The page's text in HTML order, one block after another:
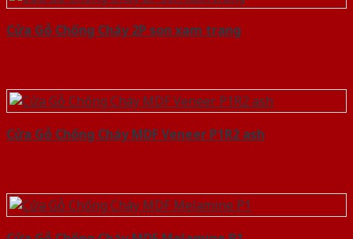
Cửa Gỗ Chống Cháy 2P son xam trang
Cửa Gỗ Chống Cháy MDF Veneer P1R2 ash